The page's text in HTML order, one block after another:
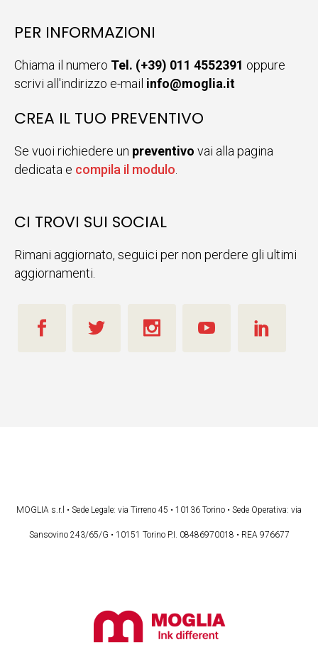
PER INFORMAZIONI
Chiama il numero Tel. (+39) 011 4552391 oppure
scrivi all'indirizzo e-mail info@moglia.it
CREA IL TUO PREVENTIVO
Se vuoi richiedere un preventivo vai alla pagina
dedicata e compila il modulo.
CI TROVI SUI SOCIAL
Rimani aggiornato, seguici per non perdere gli ultimi
aggiornamenti.
MOGLIA s.r.l • Sede Legale: via Tirreno 45 • 10136 Torino • Sede Operativa: via
Sansovino 243/65/G • 10151 Torino P.I. 08486970018 • REA 976677